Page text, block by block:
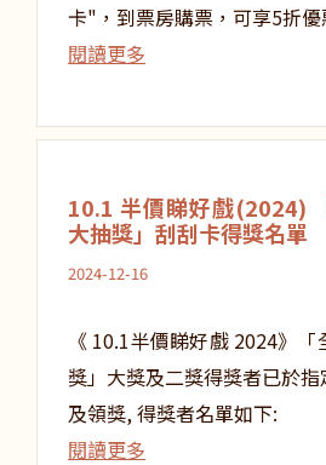
卡"，到票房購票，可享5折優
閱讀更多
10.1 半價睇好戲(2024)
大抽獎」刮刮卡得獎名單
2024-12-16
《 10.1半價睇好戲 2024》
獎」大獎及二獎得獎者已於
及領獎, 得獎者名單如下:
閱讀更多